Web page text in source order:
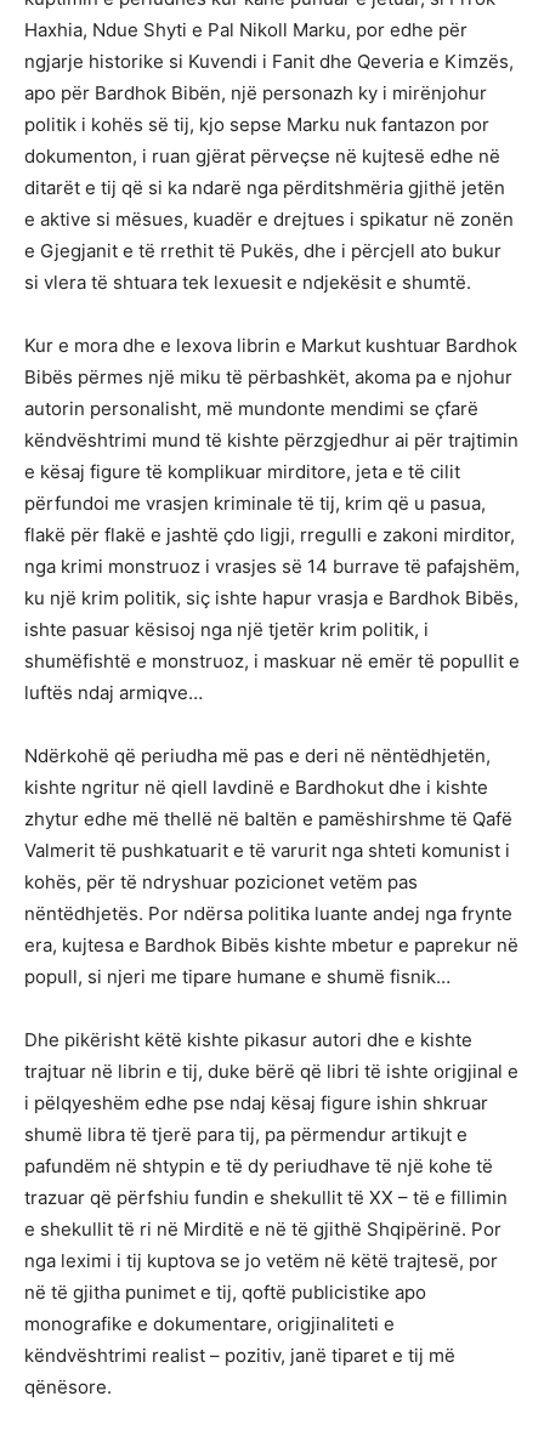
Haxhia, Ndue Shyti e Pal Nikoll Marku, por edhe për
ngjarje historike si Kuvendi i Fanit dhe Qeveria e Kimzës,
apo për Bardhok Bibën, një personazh ky i mirënjohur
politik i kohës së tij, kjo sepse Marku nuk fantazon por
dokumenton, i ruan gjërat përveçse në kujtesë edhe në
ditarët e tij që si ka ndarë nga përditshmëria gjithë jetën
e aktive si mësues, kuadër e drejtues i spikatur në zonën
e Gjegjanit e të rrethit të Pukës, dhe i përcjell ato bukur
si vlera të shtuara tek lexuesit e ndjekësit e shumtë.
Kur e mora dhe e lexova librin e Markut kushtuar Bardhok
Bibës përmes një miku të përbashkët, akoma pa e njohur
autorin personalisht, më mundonte mendimi se çfarë
këndvështrimi mund të kishte përzgjedhur ai për trajtimin
e kësaj figure të komplikuar mirditore, jeta e të cilit
përfundoi me vrasjen kriminale të tij, krim që u pasua,
flakë për flakë e jashtë çdo ligji, rregulli e zakoni mirditor,
nga krimi monstruoz i vrasjes së 14 burrave të pafajshëm,
ku një krim politik, siç ishte hapur vrasja e Bardhok Bibës,
ishte pasuar kësisoj nga një tjetër krim politik, i
shumëfishtë e monstruoz, i maskuar në emër të popullit e
luftës ndaj armiqve…
Ndërkohë që periudha më pas e deri në nëntëdhjetën,
kishte ngritur në qiell lavdinë e Bardhokut dhe i kishte
zhytur edhe më thellë në baltën e pamëshirshme të Qafë
Valmerit të pushkatuarit e të varurit nga shteti komunist i
kohës, për të ndryshuar pozicionet vetëm pas
nëntëdhjetës. Por ndërsa politika luante andej nga frynte
era, kujtesa e Bardhok Bibës kishte mbetur e paprekur në
popull, si njeri me tipare humane e shumë fisnik…
Dhe pikërisht këtë kishte pikasur autori dhe e kishte
trajtuar në librin e tij, duke bërë që libri të ishte origjinal e
i pëlqyeshëm edhe pse ndaj kësaj figure ishin shkruar
shumë libra të tjerë para tij, pa përmendur artikujt e
pafundëm në shtypin e të dy periudhave të një kohe të
trazuar që përfshiu fundin e shekullit të XX – të e fillimin
e shekullit të ri në Mirditë e në të gjithë Shqipërinë. Por
nga leximi i tij kuptova se jo vetëm në këtë trajtesë, por
në të gjitha punimet e tij, qoftë publicistike apo
monografike e dokumentare, origjinaliteti e
këndvështrimi realist – pozitiv, janë tiparet e tij më
qënësore.